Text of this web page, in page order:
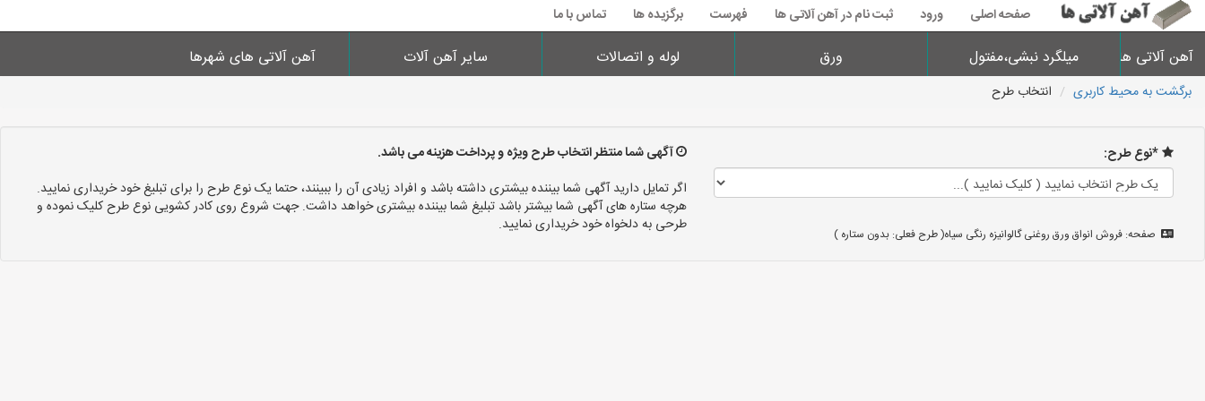
صفحه اصلی ورود ثبت نام در آهن آلاتی ها فهرست برگزیده ها تماس با ما
آهن آلاتی ها میلگرد نبشی،مفتول ورق لوله و اتصالات سایر آهن آلات آهن آلاتی های شهرها
برگشت به محیط کاربری انتخاب طرح
*نوع طرح:
صفحه: فروش انواق ورق روغنی گالوانیزه رنگی سیاه( طرح فعلی: بدون ستاره )
آگهی شما منتظر انتخاب طرح ویژه و پرداخت هزینه می باشد.
اگر تمایل دارید آگهی شما بیننده بیشتری داشته باشد و افراد زیادی آن را ببینند، حتما یک نوع طرح را برای تبلیغ خود خریداری نمایید.
هرچه ستاره های آگهی شما بیشتر باشد تبلیغ شما بیننده بیشتری خواهد داشت. جهت شروع روی کادر کشویی نوع طرح کلیک نموده و
طرحی به دلخواه خود خریداری نمایید.